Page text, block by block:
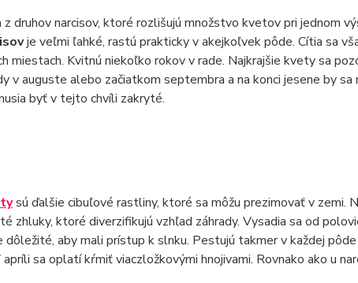
druhov narcisov, ktoré rozlišujú množstvo kvetov pri jednom
je veľmi ľahké, rastú prakticky v akejkoľvek pôde. Cítia sa
miestach. Kvitnú niekoľko rokov v rade. Najkrajšie kvety sa
v auguste alebo začiatkom septembra a na konci jesene by
byť v tejto chvíli zakryté.
sú ďalšie cibuľové rastliny, ktoré sa môžu prezimovať v zemi.
zhluky, ktoré diverzifikujú vzhľad záhrady. Vysadia sa od
dôležité, aby mali prístup k slnku. Pestujú takmer v každej
sa oplatí kŕmiť viaczložkovými hnojivami. Rovnako ako u